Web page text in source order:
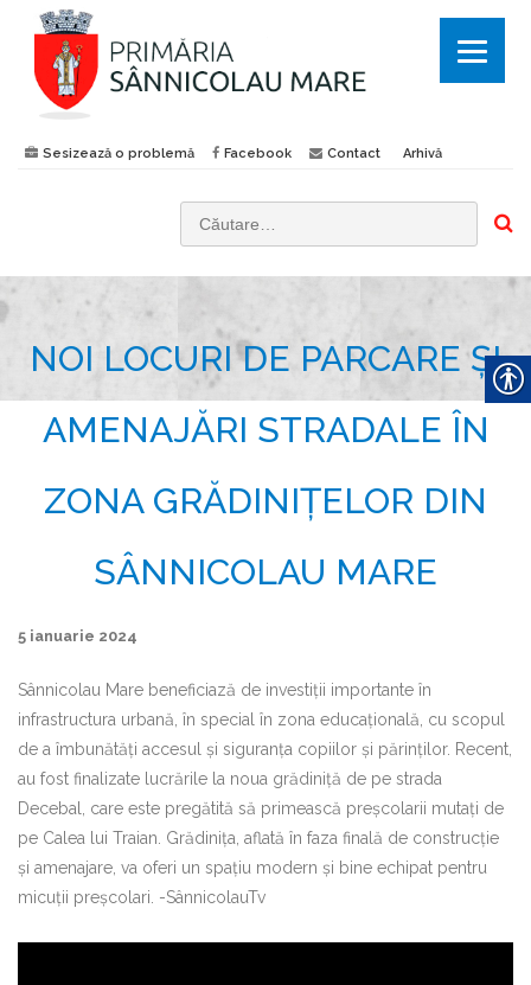
Sesizează o problemă Facebook Contact Arhivă
NOI LOCURI DE PARCARE ȘI
AMENAJĂRI STRADALE ÎN
ZONA GRĂDINIȚELOR DIN
SÂNNICOLAU MARE
5 ianuarie 2024
Sânnicolau Mare beneficiază de investiții importante în
infrastructura urbană, în special în zona educațională, cu scopul
de a îmbunătăți accesul și siguranța copiilor și părinților. Recent,
au fost finalizate lucrările la noua grădiniță de pe strada
Decebal, care este pregătită să primească preșcolarii mutați de
pe Calea lui Traian. Grădinița, aflată în faza finală de construcție
și amenajare, va oferi un spațiu modern și bine echipat pentru
micuții preșcolari. -SânnicolauTv